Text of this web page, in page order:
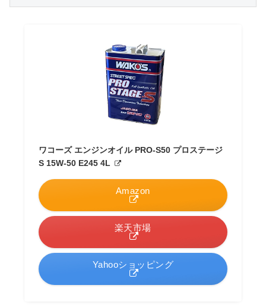
ワコーズ エンジンオイル PRO-S50 プロステージ
S 15W-50 E245 4L
Amazon
楽天市場
Yahooショッピング